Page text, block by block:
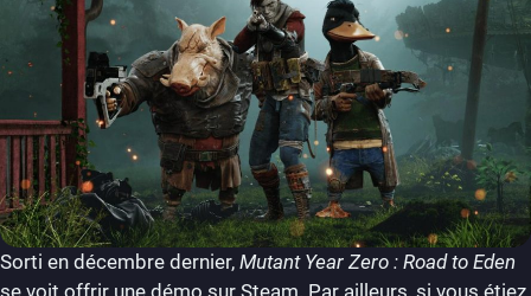
Sorti en décembre dernier, Mutant Year Zero : Road to Eden
se voit offrir une démo sur Steam. Par ailleurs, si vous étiez